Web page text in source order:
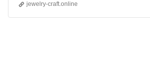
jewelry-craft.online